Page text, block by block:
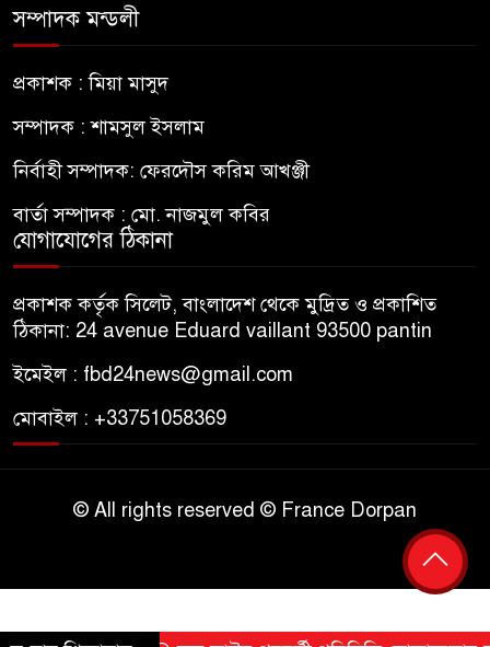
সম্পাদক মন্ডলী
প্রকাশক : মিয়া মাসুদ
সম্পাদক : শামসুল ইসলাম
নির্বাহী সম্পাদক: ফেরদৌস করিম আখঞ্জী
বার্তা সম্পাদক : মো. নাজমুল কবির
যোগাযোগের ঠিকানা
প্রকাশক কর্তৃক সিলেট, বাংলাদেশ থেকে মুদ্রিত ও প্রকাশিত
ঠিকানা: 24 avenue Eduard vaillant 93500 pantin
ইমেইল : fbd24news@gmail.com
মোবাইল : +33751058369
© All rights reserved © France Dorpan